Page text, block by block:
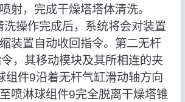
射，完成干燥塔塔体清洗。
洗操作完成后，系统将会对装置
装置自动收回指令。第二无杆
，其移动模块及其所相连的夹
组件9沿着无杆气缸滑动轴方向
喷淋球组件9完全脱离干燥塔锥